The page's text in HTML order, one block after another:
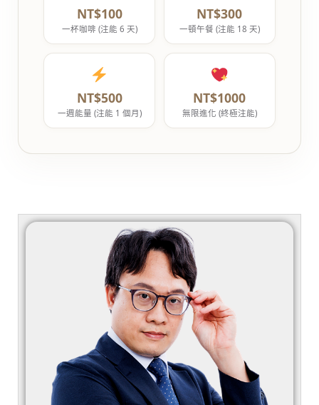
NT$100
一杯咖啡 (注能 6 天)
NT$300
一頓午餐 (注能 18 天)
NT$500
一週能量 (注能 1 個月)
NT$1000
無限進化 (終極注能)